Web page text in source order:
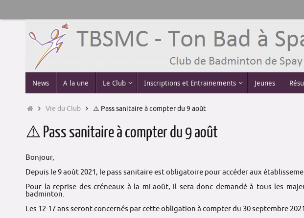
contenu
News A la une Le Club Inscriptions et Entrainements Jeunes
Accueil
Vie du Club ⚠️ Pass sanitaire à compter du 9 août
⚠️ Pass sanitaire à compter du 9 août
Bonjour,
Depuis le 9 août 2021, le pass sanitaire est obligatoire pour accéder aux
Pour la reprise des créneaux à la mi-août, il sera donc demandé à tous les
badminton.
Les 12-17 ans seront concernés par cette obligation à compter du 30 septembre 2021